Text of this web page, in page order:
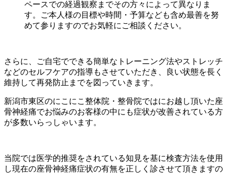
ペースでの経過観察までその方々によって異なりま
す。ご本人様の目標や時間・予算なども含め最善を努
めて参りますのでお気軽にご相談ください。
さらに、ご自宅でできる簡単なトレーニング法やストレッチ
などのセルフケアの指導もさせていただき、良い状態を長く
維持して再発防止までを図っていきます。
新潟市東区のにこにこ整体院・整骨院ではにお越し頂いた座
骨神経痛でお悩みのお客様の中にも症状が改善されている方
が多数いらっしゃいます。
当院では医学的推奨をされている知見を基に検査方法を使用
し現在の座骨神経痛症状の有無を正しく診させて頂きますの